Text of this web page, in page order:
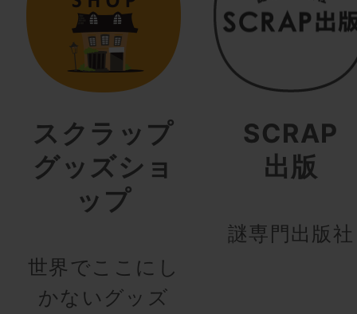
スクラップ
グッズショ
ップ
世界でここにし
かないグッズ
SCRAP
出版
謎専門出版社